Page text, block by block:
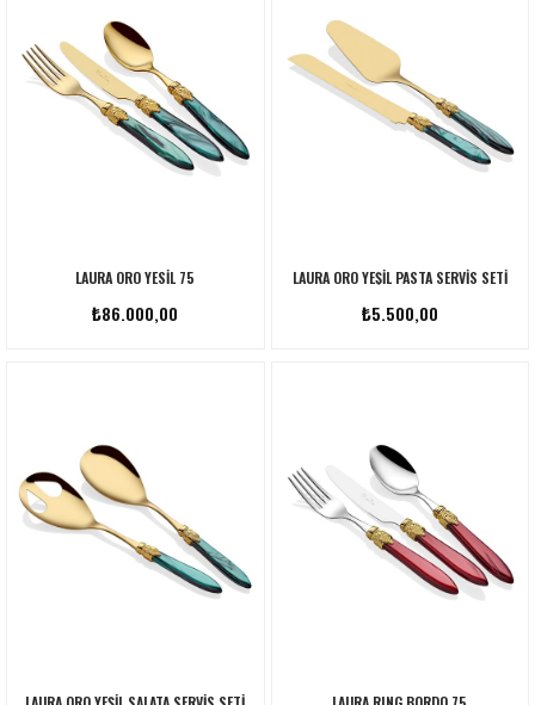
LAURA ORO YESİL 75
₺86.000,00
LAURA ORO YEŞIL PASTA SERVIS SETI
₺5.500,00